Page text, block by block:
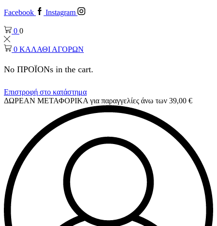
Facebook Instagram
0 0
0 ΚΑΛΑΘΙ ΑΓΟΡΩΝ
No ΠΡΟΪΟΝs in the cart.
Επιστροφή στο κατάστημα
ΔΩΡΕΑΝ ΜΕΤΑΦΟΡΙΚΑ για παραγγελίες άνω των 39,00 €